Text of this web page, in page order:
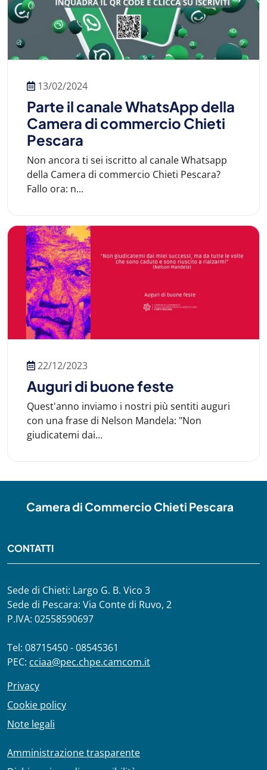
13/02/2024
Parte il canale WhatsApp della
Camera di commercio Chieti
Pescara
Non ancora ti sei iscritto al canale Whatsapp
della Camera di commercio Chieti Pescara?
Fallo ora: n...
22/12/2023
Auguri di buone feste
Quest'anno inviamo i nostri più sentiti auguri
con una frase di Nelson Mandela: "Non
giudicatemi dai...
Camera di Commercio Chieti Pescara
CONTATTI
Sede di Chieti: Largo G. B. Vico 3
Sede di Pescara: Via Conte di Ruvo, 2
P.IVA: 02558590697
Tel: 08715450 - 08545361
PEC: cciaa@pec.chpe.camcom.it
Privacy
Cookie policy
Note legali
Amministrazione trasparente